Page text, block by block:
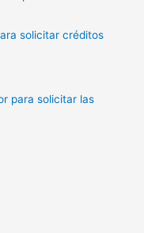
solicitar créditos
para solicitar las